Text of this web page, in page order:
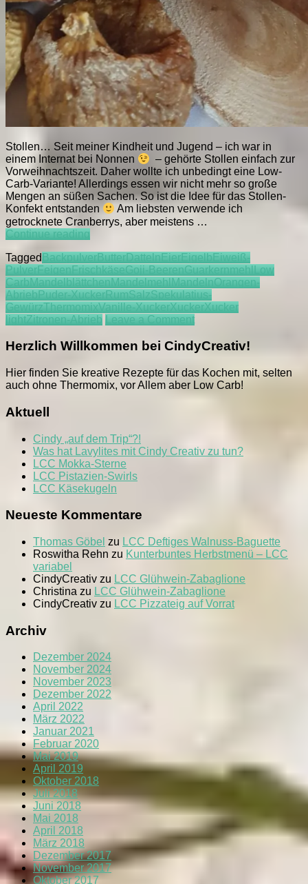
Stollen… Seit meiner Kindheit und Jugend – ich war in
einem Internat bei Nonnen
– gehörte Stollen einfach zur
Vorweihnachtszeit. Daher wollte ich unbedingt eine Low-
Carb-Variante! Allerdings essen wir nicht mehr so große
Mengen an süßen Sachen. So ist die Idee für das Stollen-
Konfekt entstanden
Am liebsten verwende ich
getrocknete Cranberrys, aber meistens …
Continue readingLCC
Konfekt
TaggedBackpulverButterDattelnEierEigelbEiweiß-
PulverFeigenFrischkäseGoji-BeerenGuarkernmehlLow
CarbMandelblättchenMandelmehlMandelnOrangen-
AbriebPuder-XuckerRumSalzSpekulatius-
GewürzThermomixVanille-XuckerXuckerXucker
lightZitronen-Abrieb Leave a Commenton
Stollen-
Konfekt
Herzlich Willkommen bei CindyCreativ!
Hier finden Sie kreative Rezepte für das Kochen mit, selten
auch ohne Thermomix, vor Allem aber Low Carb!
Aktuell
Cindy „auf dem Trip“?!
Was hat Lavylites mit Cindy Creativ zu tun?
LCC Mokka-Sterne
LCC Pistazien-Swirls
LCC Käsekugeln
Neueste Kommentare
Thomas Göbel zu LCC Deftiges Walnuss-Baguette
Roswitha Rehn zu Kunterbuntes Herbstmenü – LCC
variabel
CindyCreativ zu LCC Glühwein-Zabaglione
Christina zu LCC Glühwein-Zabaglione
CindyCreativ zu LCC Pizzateig auf Vorrat
Archiv
Dezember 2024
November 2024
November 2023
Dezember 2022
April 2022
März 2022
Januar 2021
Februar 2020
Mai 2019
April 2019
Oktober 2018
Juli 2018
Juni 2018
Mai 2018
April 2018
März 2018
Dezember 2017
November 2017
Oktober 2017